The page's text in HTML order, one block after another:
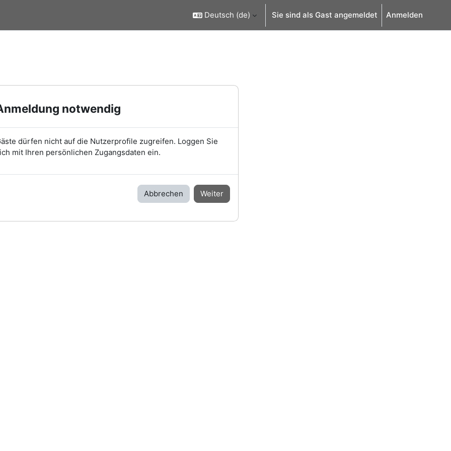
Deutsch ‎(de)‎ Sie sind als Gast angemeldet Anmelden
notwendig
dürfen nicht auf die Nutzerprofile zugreifen. Loggen Sie
mit Ihren persönlichen Zugangsdaten ein.
Abbrechen Weiter